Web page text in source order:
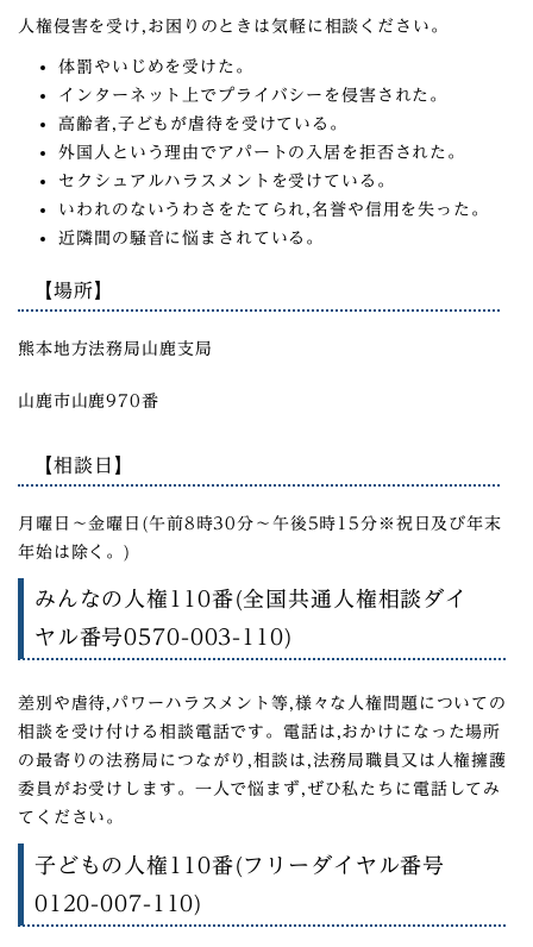
人権侵害を受け,お困りのときは気軽に相談ください。
体罰やいじめを受けた。
インターネット上でプライバシーを侵害された。
高齢者,子どもが虐待を受けている。
外国人という理由でアパートの入居を拒否された。
セクシュアルハラスメントを受けている。
いわれのないうわさをたてられ,名誉や信用を失った。
近隣間の騒音に悩まされている。
【場所】
熊本地方法務局山鹿支局
山鹿市山鹿970番
【相談日】
月曜日～金曜日(午前8時30分～午後5時15分※祝日及び年末
年始は除く。)
みんなの人権110番(全国共通人権相談ダイ
ヤル番号0570-003-110)
差別や虐待,パワーハラスメント等,様々な人権問題についての
相談を受け付ける相談電話です。電話は,おかけになった場所
の最寄りの法務局につながり,相談は,法務局職員又は人権擁護
委員がお受けします。一人で悩まず,ぜひ私たちに電話してみ
てください。
子どもの人権110番(フリーダイヤル番号
0120-007-110)